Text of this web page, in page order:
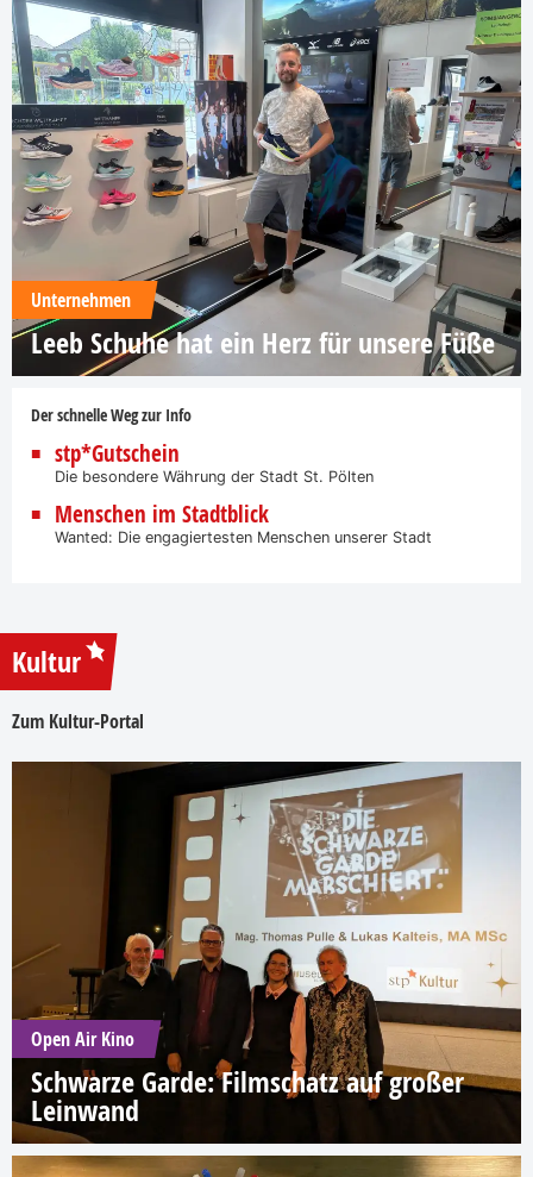
Unternehmen
Leeb Schuhe hat ein Herz für unsere Füße
Der schnelle Weg zur Info
stp*Gutschein
Die besondere Währung der Stadt St. Pölten
Menschen im Stadtblick
Wanted: Die engagiertesten Menschen unserer Stadt
Kultur
Zum Kultur-Portal
Open Air Kino
Schwarze Garde: Filmschatz auf großer
Leinwand